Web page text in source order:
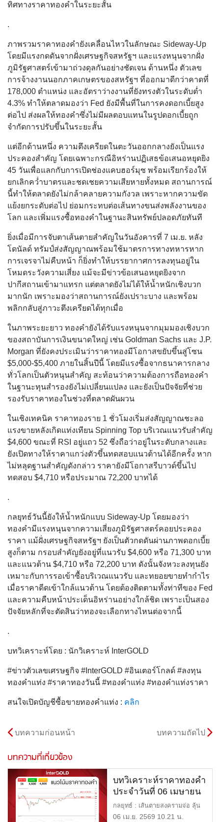
ทิศทางราคาทองคำในระยะสั้น
.
ภาพรวมราคาทองคำยังเคลื่อนไหวในลักษณะ Sideway-Up
โดยมีแรงกดดันจากฝั่งเศรษฐกิจสหรัฐฯ และแรงหนุนจากฝั่ง
ภูมิรัฐศาสตร์เข้ามาถ่วงดุลกันอย่างชัดเจน ด้านหนึ่ง ตัวเลข
การจ้างงานนอกภาคเกษตรของสหรัฐฯ ที่ออกมาดีกว่าคาดที่
178,000 ตำแหน่ง และอัตราว่างงานที่ยังทรงตัวในระดับต่ำ
4.3% ทำให้ตลาดมองว่า Fed ยังมีพื้นที่ในการคงดอกเบี้ยสูง
ต่อไป ส่งผลให้ทองคำซึ่งไม่มีผลตอบแทนในรูปดอกเบี้ยถูก
จำกัดการปรับขึ้นในระยะสั้น
แต่อีกด้านหนึ่ง ความตึงเครียดในตะวันออกกลางยังเป็นแรง
ประคองสำคัญ โดยเฉพาะกรณีอิหร่านปฏิเสธข้อเสนอหยุดยิง
45 วันเพื่อแลกกับการเปิดช่องแคบฮอร์มุซ พร้อมเรียกร้องให้
ยกเลิกคว่ำบาตรและชดเชยความเสียหายทั้งหมด สถานการณ์
นี้ทำให้ตลาดยังไม่กล้าคลายความกังวล เพราะหากความขัด
แย้งยกระดับต่อไป ย่อมกระทบต่อเส้นทางขนส่งพลังงานของ
โลก และเพิ่มแรงซื้อทองคำในฐานะสินทรัพย์ปลอดภัยทันที
ยิ่งเมื่อมีการจับตาเส้นตายสำคัญในวันอังคารที่ 7 เม.ย. หลัง
โดนัลด์ ทรัมป์ส่งสัญญาณพร้อมใช้มาตรการทางทหารหาก
การเจรจาไม่คืบหน้า ก็ยิ่งทำให้บรรยากาศการลงทุนอยู่ใน
โหมดระวังความเสี่ยง แม้จะมีข่าวข้อเสนอหยุดยิงจาก
ปากีสถานเข้ามาแทรก แต่ตลาดยังไม่ได้ให้น้ำหนักเชิงบวก
มากนัก เพราะมองว่าสถานการณ์ยังเปราะบาง และพร้อม
พลิกกลับสู่ภาวะตึงเครียดได้ทุกเมื่อ
ในภาพระยะยาว ทองคำยังได้รับแรงหนุนจากมุมมองเชิงบวก
ของสถาบันการเงินขนาดใหญ่ เช่น Goldman Sachs และ J.P.
Morgan ที่ยังคงประเมินว่าราคาทองมีโอกาสขยับขึ้นสู่โซน
$5,000-$5,400 ภายในสิ้นปีนี้ โดยมีแรงซื้อจากธนาคารกลาง
ทั่วโลกเป็นตัวหนุนสำคัญ สะท้อนว่าความต้องการถือทองคำ
ในฐานะทุนสำรองยังไม่เปลี่ยนแปลง และยังเป็นปัจจัยที่ช่วย
รองรับราคาทองในช่วงที่ตลาดผันผวน
ในเชิงเทคนิค ราคาทองราย 1 ชั่วโมงเริ่มส่งสัญญาณชะลอ
แรงขายหลังเกิดแท่งเทียน Spinning Top บริเวณแนวรับสำคัญ
$4,600 ขณะที่ RSI อยู่แถว 52 ซึ่งถือว่าอยู่ในระดับกลางและ
ยังเปิดทางให้ราคาแกว่งตัวขึ้นทดสอบแนวต้านได้อีกครั้ง หาก
ไม่หลุดฐานสำคัญดังกล่าว ราคายังมีโอกาสรีบาวด์ขึ้นไป
ทดสอบ $4,710 หรือประมาณ 72,200 บาทได้
.
กลยุทธ์วันนี้ยังให้น้ำหนักแบบ Sideway-Up โดยมองว่า
ทองคำมีแรงหนุนจากความเสี่ยงภูมิรัฐศาสตร์คอยประคอง
ราคา แม้ฝั่งเศรษฐกิจสหรัฐฯ ยังเป็นตัวกดดันผ่านภาพดอกเบี้ย
สูงก็ตาม กรอบสำคัญยังอยู่ที่แนวรับ $4,600 หรือ 71,300 บาท
และแนวต้าน $4,710 หรือ 72,200 บาท ดังนั้นจังหวะลงทุนยัง
เหมาะกับการรอเข้าซื้อบริเวณแนวรับ และทยอยขายทำกำไร
เมื่อราคาดีดเข้าใกล้แนวต้าน โดยต้องติดตามทั้งท่าทีของ Fed
และความคืบหน้าประเด็นอิหร่านอย่างใกล้ชิด เพราะเป็นสอง
ปัจจัยหลักที่จะตัดสินว่าทองจะเลือกทางไหนต่อจากนี้
.
บทวิเคราะห์โดย : นักวิเคราะห์ InterGOLD
#ข่าวตัวเลขเศรษฐกิจ #InterGOLD #อินเตอร์โกลด์ #ลงทุน
ทองคำแท่ง #ราคาทองวันนี้ #ทองคำแท่ง #ทองคำแท่งราคา
สนใจเปิดบัญชีซื้อขายทองคำแท่ง : คลิก
บทความก่อนหน้า บทความถัดไป
บทความที่เกี่ยวข้อง
บทวิเคราะห์ราคาทองคำ
ประจำวันที่ 06 เมษายน
2569
กลยุทธ์ : เส้นตายสงครามจ่อ ลุ้น
ทองดีดสัปดาห์นี้ แนวรับ […]
06 เม.ย. 2569 10.21 น.